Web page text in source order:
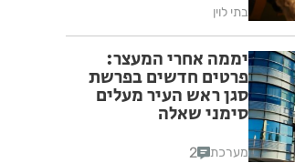
בתי לוין
יממה אחרי המעצר:
פרטים חדשים בפרשת
סגן ראש העיר מעלים
סימני שאלה
מערכת 2